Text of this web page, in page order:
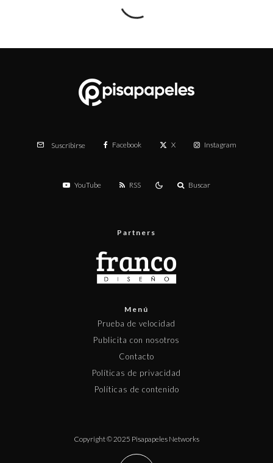
Suscribirse Facebook X Instagram
YouTube RSS Buscar
Partners
Menú
Prueba de velocidad
Publicita con nosotros
Contacto
Políticas de privacidad
Políticas de contenido
Copyright © 2025 Pisapapeles Networks